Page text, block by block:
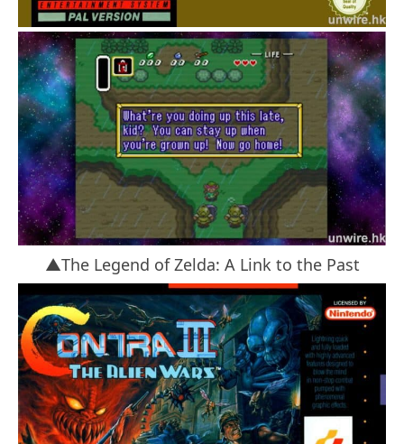
▲The Legend of Zelda: A Link to the Past